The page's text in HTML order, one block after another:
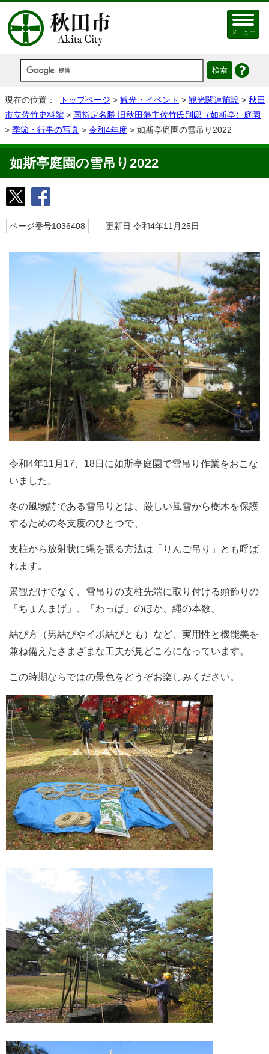
メニュー
現在の位置： トップページ > 観光・イベント > 観光関連施設 > 秋田
市立佐竹史料館 > 国指定名勝 旧秋田藩主佐竹氏別邸（如斯亭）庭園
> 季節・行事の写真 > 令和4年度 > 如斯亭庭園の雪吊り2022
如斯亭庭園の雪吊り2022
ページ番号1036408 更新日 令和4年11月25日
令和4年11月17、18日に如斯亭庭園で雪吊り作業をおこな
いました。
冬の風物詩である雪吊りとは、厳しい風雪から樹木を保護
するための冬支度のひとつで、
支柱から放射状に縄を張る方法は「りんご吊り」とも呼ば
れます。
景観だけでなく、雪吊りの支柱先端に取り付ける頭飾りの
「ちょんまげ」、「わっぱ」のほか、縄の本数、
結び方（男結びやイボ結びとも）など、実用性と機能美を
兼ね備えたさまざまな工夫が見どころになっています。
この時期ならではの景色をどうぞお楽しみください。